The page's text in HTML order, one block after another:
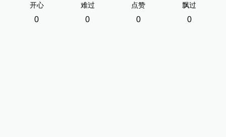
开心
0
难过
0
点赞
0
飘过
0